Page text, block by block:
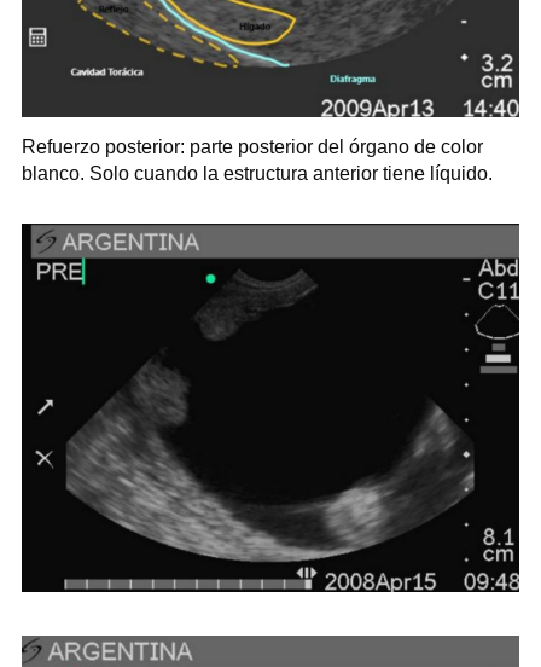
Refuerzo posterior: parte posterior del órgano de color
blanco. Solo cuando la estructura anterior tiene líquido.